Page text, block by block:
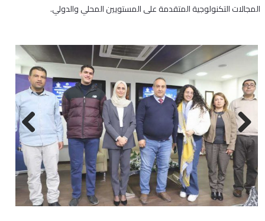
المجالات التكنولوجية المتقدمة على المستويين المحلي والدولي.
Previous
Next